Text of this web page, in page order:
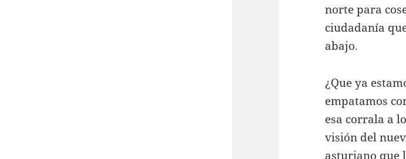
norte para
ciudadanía
abajo.
¿Que ya
empatamos
esa corrala a
visión del
asturiano que